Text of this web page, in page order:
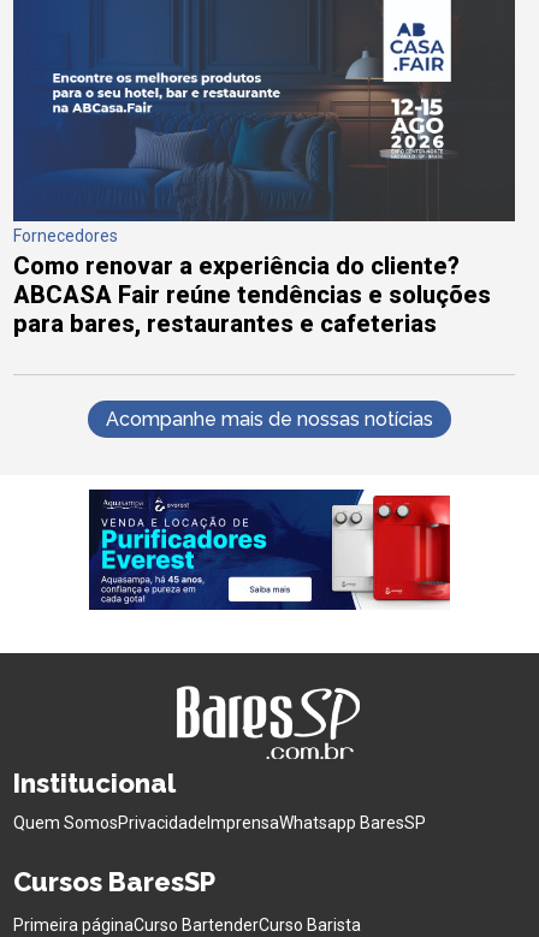
Fornecedores
Como renovar a experiência do cliente?
ABCASA Fair reúne tendências e soluções
para bares, restaurantes e cafeterias
Acompanhe mais de nossas notícias
Institucional
Quem SomosPrivacidade ImprensaWhatsapp BaresSP
Cursos BaresSP
Primeira páginaCurso BartenderCurso Barista